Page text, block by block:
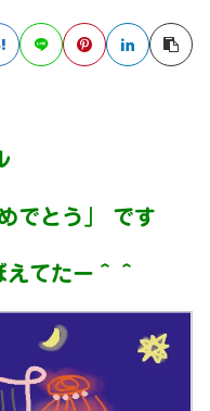
でとう」 です
てたー＾＾